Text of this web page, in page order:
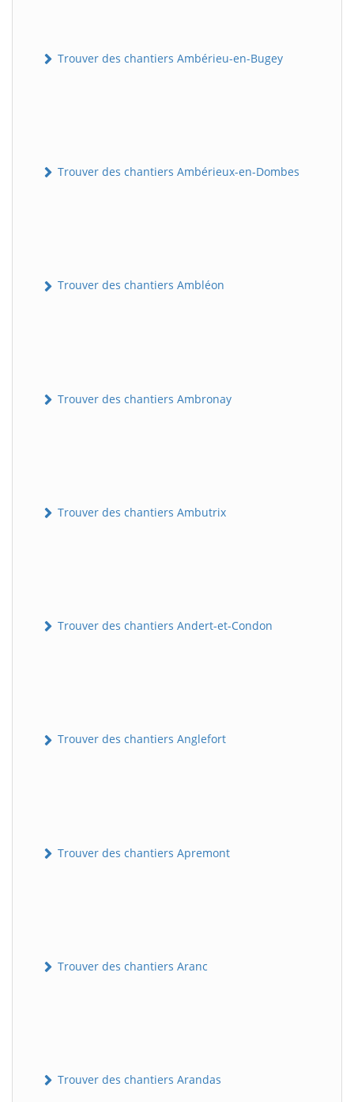
Trouver des chantiers Ambérieu-en-Bugey
Trouver des chantiers Ambérieux-en-Dombes
Trouver des chantiers Ambléon
Trouver des chantiers Ambronay
Trouver des chantiers Ambutrix
Trouver des chantiers Andert-et-Condon
Trouver des chantiers Anglefort
Trouver des chantiers Apremont
Trouver des chantiers Aranc
Trouver des chantiers Arandas